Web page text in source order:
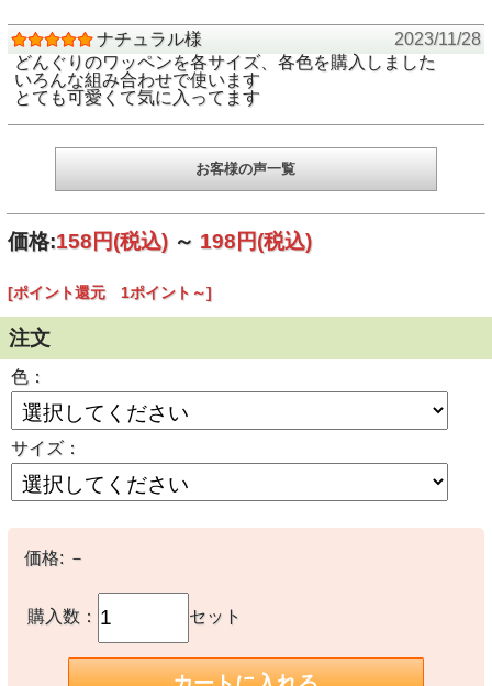
ナチュラル様
2023/11/28
どんぐりのワッペンを各サイズ、各色を購入しました
いろんな組み合わせで使います
とても可愛くて気に入ってます
お客様の声一覧
価格:158円(税込) ～ 198円(税込)
[ポイント還元 1ポイント～]
注文
色：
サイズ：
価格:－
購入数： セット